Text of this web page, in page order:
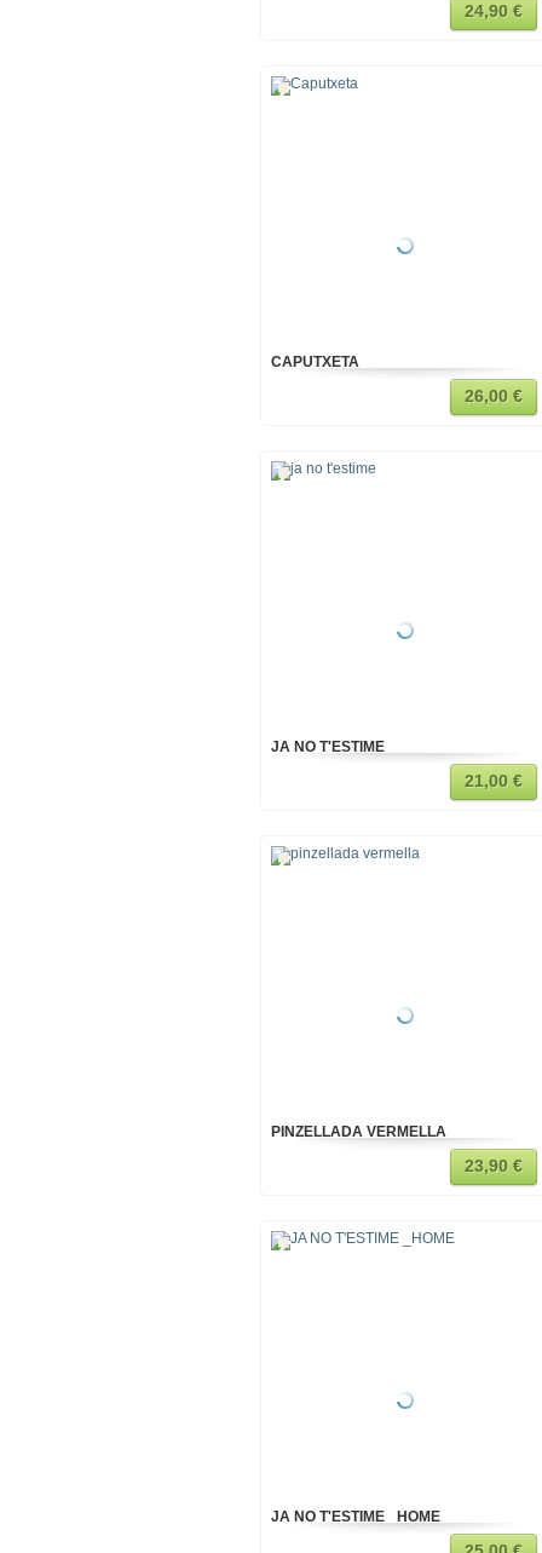
24,90 €
CAPUTXETA
26,00 €
JA NO T'ESTIME
21,00 €
PINZELLADA VERMELLA
23,90 €
JA NO T'ESTIME _HOME